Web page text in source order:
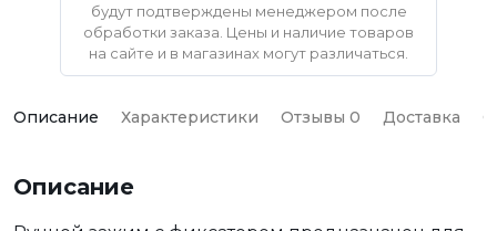
будут подтверждены менеджером после
обработки заказа. Цены и наличие товаров
на сайте и в магазинах могут различаться.
Описание Характеристики Отзывы 0 Доставка
Описание